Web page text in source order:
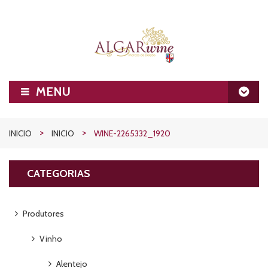
MENU
VINHOS
INICIO > INICIO > WINE-2265332_1920
CATEGORIAS
Produtores
Vinho
Alentejo